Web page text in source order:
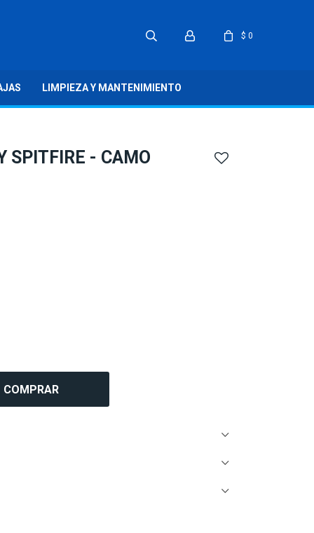
LIMPIEZA Y MANTENIMIENTO
$ 0
SPITFIRE - CAMO
COMPRAR